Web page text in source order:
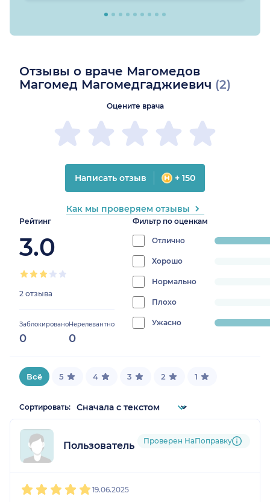
Отзывы о враче Магомедов
Магомед Магомедгаджиевич (2)
Рейтинг
3.0
2 отзыва
Заблокировано
0
Нерелевантно
0
Фильтр по оценкам
Отлично
progress:
50%
Хорошо
0%
Нормально
0%
Плохо
0%
Ужасно
progress:
Оцените врача
Написать отзыв + 150
Как мы проверяем отзывы
Всё 5 4 3 2 1
Сортировать:
Пользователь НаПоправку
Проверен НаПоправку
19.06.2025